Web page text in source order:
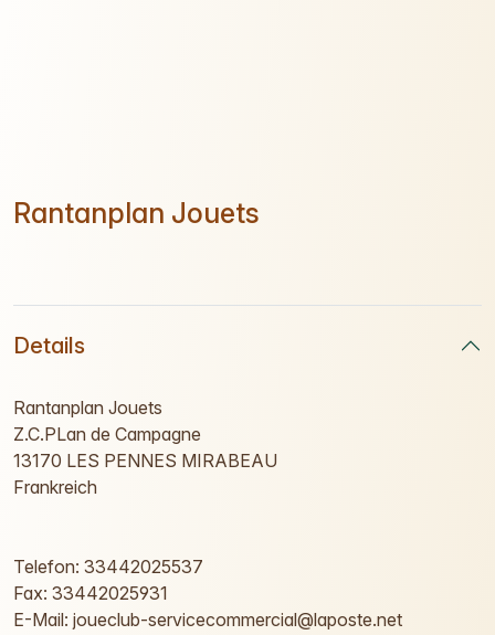
Rantanplan Jouets
Details
Rantanplan Jouets
Z.C.PLan de Campagne
13170 LES PENNES MIRABEAU
Frankreich
Telefon: 33442025537
Fax: 33442025931
E-Mail: joueclub-servicecommercial@laposte.net